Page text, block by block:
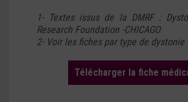
1- Textes issus de la DMRF :
Research Foundation -CHICAGO
2- Voir les fiches par type de dystonie
Télécharger la fiche